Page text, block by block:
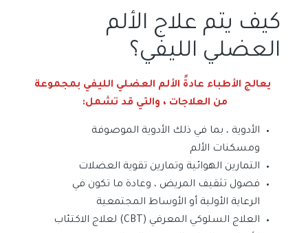
كيف يتم علاج الألم
العضلي الليفي؟
يعالج الأطباء عادةً الألم العضلي الليفي بمجموعة
من العلاجات ، والتي قد تشمل:
الأدوية ، بما في ذلك الأدوية الموصوفة
ومسكنات الألم
التمارين الهوائية وتمارين تقوية العضلات
فصول تثقيف المريض ، وعادة ما تكون في
الرعاية الأولية أو الأوساط المجتمعية
العلاج السلوكي المعرفي (CBT) لعلاج الاكتئاب